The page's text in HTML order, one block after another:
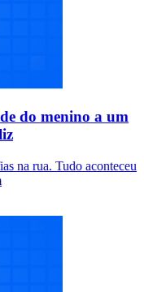
do menino a um
na rua. Tudo aconteceu